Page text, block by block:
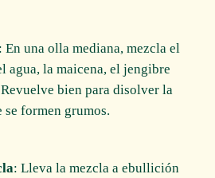
: En una olla mediana, mezcla el
agua, la maicena, el jengibre
bien para disolver la
se formen grumos.
: Lleva la mezcla a ebullición